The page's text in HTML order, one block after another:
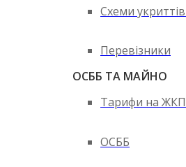
Схеми
Перевізники
ОСББ ТА МАЙНО
Тарифи на ЖКП
ОСББ